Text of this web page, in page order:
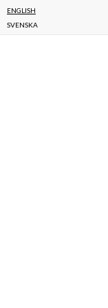
ENGLISH
SVENSKA